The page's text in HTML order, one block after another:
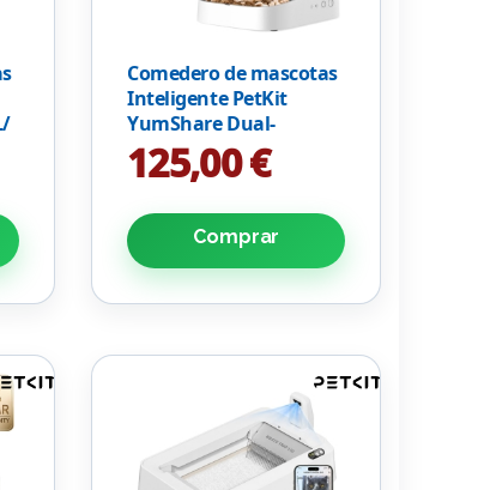
Comedero de mascotas
Inteligente PetKit
YumShare Dual-
Hopper/ Cámara HD/
con Micrófono
125,00 €
Comprar